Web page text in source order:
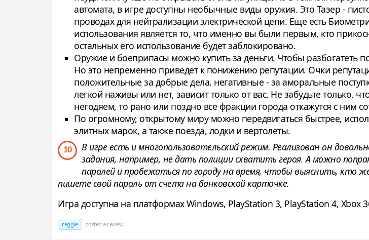
автомата, в игре доступны необычные виды оружия. Это Тазер -
проводах для нейтрализации электрической цепи. Еще есть
использования является то, что именно вы были первым, кто
остальных его использование будет заблокировано.
Оружие и боеприпасы можно купить за деньги. Чтобы разбогатеть
Но это непременно приведет к понижению репутации. Очки
положительные за добрые дела, негативные - за аморальные
легкой наживы или нет, зависит только от вас. Не забудьте только,
негодяем, то рано или поздно все фракции города откажутся с ним
По огромному, открытому миру можно передвигаться быстрее,
элитных марок, а также поезда, лодки и вертолеты.
10
В игре есть и многопользовательский режим. Реализован он
задания, например, не дать полиции схватить героя. А можно
паролей и пробежаться по городу на время, чтобы выяснить, кто
пишете свой пароль от счета на банковской карточке.
Игра доступна на платформах Windows, PlayStation 3, PlayStation 4, Xbox
reggie posted a review